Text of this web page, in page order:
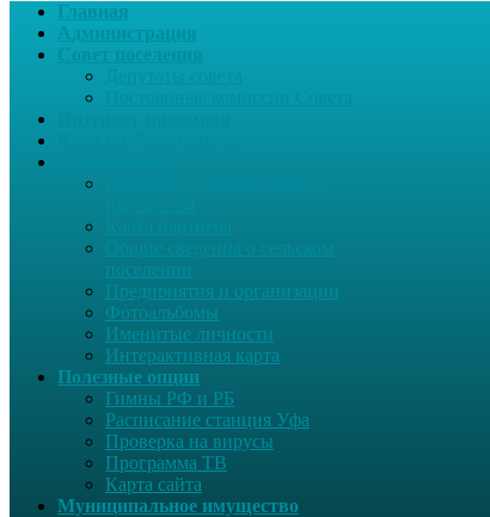
Главная
Администрация
поселении
Предприятия и организации
Фотоальбомы
Именитые личности
Интерактивная карта
Полезные опции
Гимны РФ и РБ
Расписание станция Уфа
Проверка на вирусы
Программа ТВ
Карта сайта
Муниципальное имущество